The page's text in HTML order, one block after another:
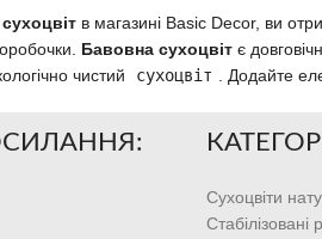
в магазині Basic Decor, ви
Бавовна сухоцвітє
чистий
сухоцвіт . Додайте
Сухоцвіти
Стабілізовані